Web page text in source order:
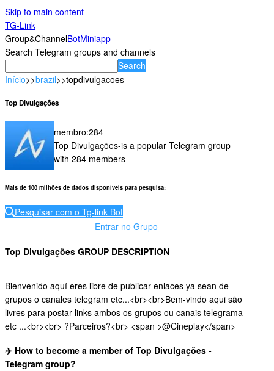
Skip to main content
TG-Link
Group&ChannelBotMiniapp
Search Telegram groups and channels
Search
Início>>brazil>>topdivulgacoes
Top Divulgações
membro:284
Top Divulgações-is a popular Telegram group
with 284 members
Mais de 100 milhões de dados disponíveis para pesquisa:
Pesquisar com o Tg-link Bot
Entrar no Grupo
Top Divulgações GROUP DESCRIPTION
Bienvenido aquí eres libre de publicar enlaces ya sean de
grupos o canales telegram etc...<br><br>Bem-vindo aqui são
livres para postar links ambos os grupos ou canais telegrama
etc ...<br><br> ?Parceiros?<br> <span >@Cineplay</span>
✈️ How to become a member of Top Divulgações -
Telegram group?